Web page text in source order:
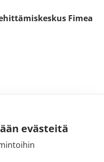
evästeitä
Fimea